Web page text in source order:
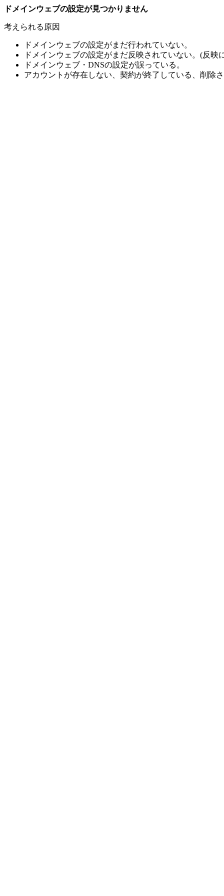
ドメインウェブの設定が見つかりません
考えられる原因
ドメインウェブの設定がまだ行われていない。
ドメインウェブの設定がまだ反映されていない。(反
ドメインウェブ・DNSの設定が誤っている。
アカウントが存在しない、契約が終了している、削除